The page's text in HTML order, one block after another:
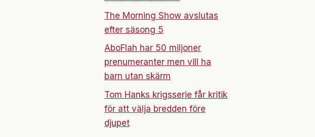
The Morning Show avslutas
efter säsong 5
AboFlah har 50 miljoner
prenumeranter men vill ha
barn utan skärm
Tom Hanks krigsserie får kritik
för att välja bredden före
djupet